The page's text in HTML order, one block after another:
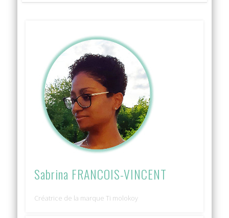
Sabrina FRANCOIS-VINCENT
Créatrice de la marque Ti molokoy